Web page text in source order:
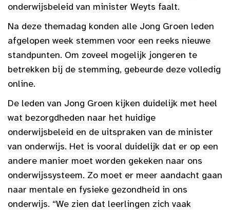
onderwijsbeleid van minister Weyts faalt.
Na deze themadag konden alle Jong Groen leden
afgelopen week stemmen voor een reeks nieuwe
standpunten. Om zoveel mogelijk jongeren te
betrekken bij de stemming, gebeurde deze volledig
online.
De leden van Jong Groen kijken duidelijk met heel
wat bezorgdheden naar het huidige
onderwijsbeleid en de uitspraken van de minister
van onderwijs. Het is vooral duidelijk dat er op een
andere manier moet worden gekeken naar ons
onderwijssysteem. Zo moet er meer aandacht gaan
naar mentale en fysieke gezondheid in ons
onderwijs. “We zien dat leerlingen zich vaak